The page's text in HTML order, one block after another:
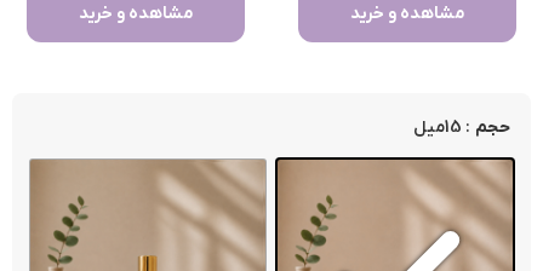
مشاهده و خرید مشاهده و خرید
حجم : 15میل